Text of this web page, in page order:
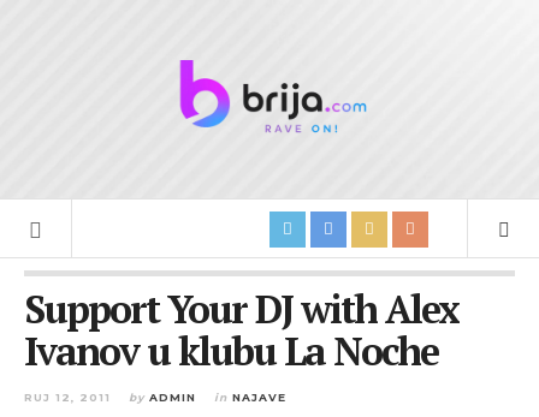
Support Your DJ with Alex
Ivanov u klubu La Noche
RUJ 12, 2011 by ADMIN in NAJAVE